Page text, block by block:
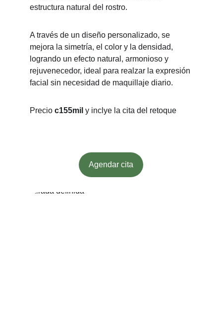
estructura natural del rostro.
A través de un diseño personalizado, se
mejora la simetría, el color y la densidad,
logrando un efecto natural, armonioso y
rejuvenecedor, ideal para realzar la expresión
facial sin necesidad de maquillaje diario.
Precio c155mil y inclye la cita del retoque
Agendar cita